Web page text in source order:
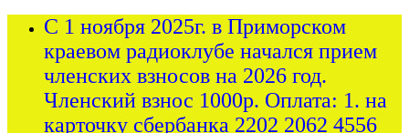
С 1 ноября 2025г. в Приморском
краевом радиоклубе начался прием
членских взносов на 2026 год.
Членский взнос 1000р. Оплата: 1. на
карточку сбербанка 2202 2062 4556